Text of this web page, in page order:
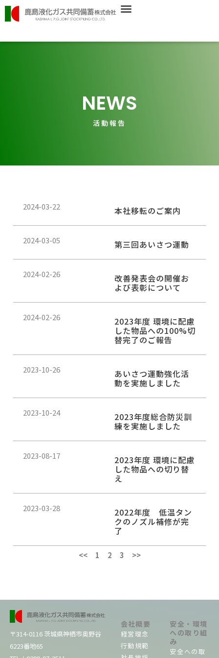
内
ス
NEWS
活動報告
2024-03-22 本社移転のご案内
2024-03-05 第三回あいさつ運動
2024-02-26 改善発表会の開催お
よび表彰について
2024-02-26 2023年度 環境に配慮
した物品への100%切
替完了のご報告
2023-10-26 あいさつ運動強化活
動を実施しました
2023-10-24 2023年度総合防災訓
練を実施しました
2023-08-17 2023年度 環境に配慮
した物品への切り替
え
2023-03-28 2022年度 低温タン
クのノズル補修が完
了
<<
ジ
1
ジ
2
ー
ジ
3 >>
〒314-0116 茨城県神栖市奥野谷
6223番地65
会社概要
経営理念
行動規範
安全・環境
への取り組
み
安全への取